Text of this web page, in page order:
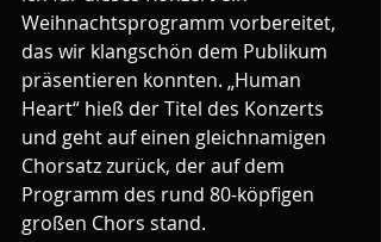
Weihnachtsprogramm vorbereitet,
das wir klangschön dem Publikum
präsentieren konnten. „Human
Heart“ hieß der Titel des Konzerts
und geht auf einen gleichnamigen
Chorsatz zurück, der auf dem
Programm des rund 80-köpfigen
großen Chors stand.